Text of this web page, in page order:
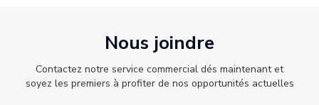
Nous joindre
Contactez notre service commercial dés maintenant et
soyez les premiers à profiter de nos opportunités actuelles